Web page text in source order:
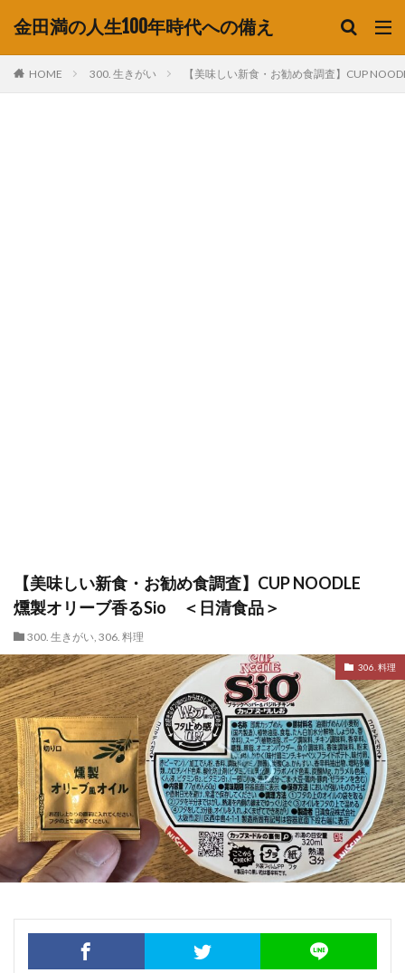
金田満の人生100年時代への備え
HOME 300. 生きがい 【美味しい新食・お勧め食調査】CUP
【美味しい新食・お勧め食調査】CUP NOODLE
燻製オリーブ香るSio ＜日清食品＞
300. 生きがい, 306. 料理
306. 料理